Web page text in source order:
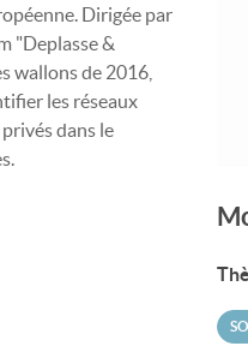
Dirigée par
"Deplasse &
wallons de 2016,
les réseaux
dans le